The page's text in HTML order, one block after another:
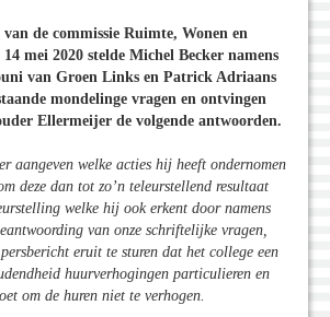
de commissie Ruimte, Wonen en
mei 2020 stelde Michel Becker namens
van Groen Links en Patrick Adriaans
mondelinge vragen en ontvingen
Ellermeijer de volgende antwoorden.
aangeven welke acties hij heeft ondernomen
deze dan tot zo’n teleurstellend resultaat
welke hij ook erkent door namens
van onze schriftelijke vragen,
eruit te sturen dat het college een
huurverhogingen particulieren en
om de huren niet te verhogen.